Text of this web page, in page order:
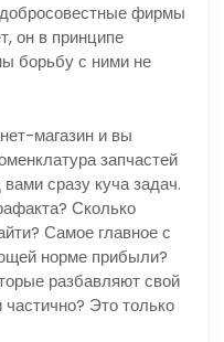
фирмы
он в принципе
борьбу с ними не
магазин и вы
запчастей
сразу куча задач.
Сколько
Самое главное с
норме прибыли?
разбавляют свой
Это только